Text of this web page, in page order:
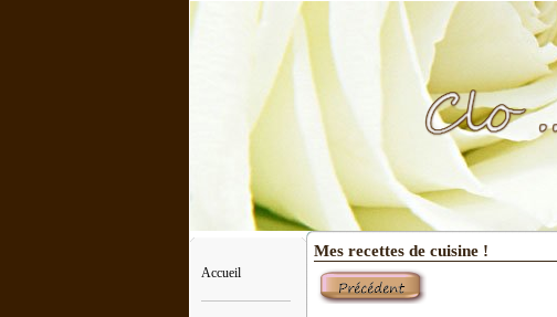
Accueil
Mes recettes de cuisine !